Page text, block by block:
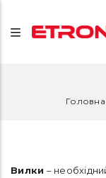
Головна
Вилки –